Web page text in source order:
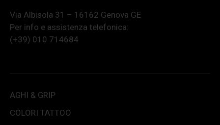
Via Albisola 31 – 16162 Genova GE
Per info e assistenza telefonica:
(+39) 010 714684
AGHI & GRIP
COLORI TATTOO